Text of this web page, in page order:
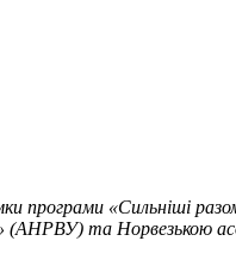
програми «Сильніші
та Норвезькою